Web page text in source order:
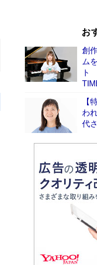
占 上半期1位にも
Book Bang
お
創
ム
ト
【
わ
代